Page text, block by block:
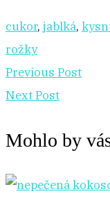
cukor, jablká,
rožky
Previous Post
Next Post
Mohlo by